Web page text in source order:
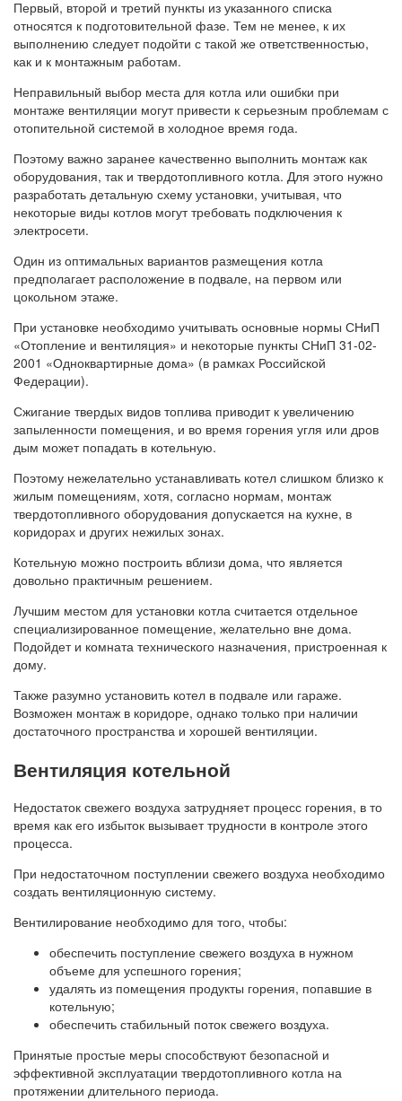
Первый, второй и третий пункты из указанного списка
относятся к подготовительной фазе. Тем не менее, к их
выполнению следует подойти с такой же ответственностью,
как и к монтажным работам.
Неправильный выбор места для котла или ошибки при
монтаже вентиляции могут привести к серьезным проблемам с
отопительной системой в холодное время года.
Поэтому важно заранее качественно выполнить монтаж как
оборудования, так и твердотопливного котла. Для этого нужно
разработать детальную схему установки, учитывая, что
некоторые виды котлов могут требовать подключения к
электросети.
Один из оптимальных вариантов размещения котла
предполагает расположение в подвале, на первом или
цокольном этаже.
При установке необходимо учитывать основные нормы СНиП
«Отопление и вентиляция» и некоторые пункты СНиП 31-02-
2001 «Одноквартирные дома» (в рамках Российской
Федерации).
Сжигание твердых видов топлива приводит к увеличению
запыленности помещения, и во время горения угля или дров
дым может попадать в котельную.
Поэтому нежелательно устанавливать котел слишком близко к
жилым помещениям, хотя, согласно нормам, монтаж
твердотопливного оборудования допускается на кухне, в
коридорах и других нежилых зонах.
Котельную можно построить вблизи дома, что является
довольно практичным решением.
Лучшим местом для установки котла считается отдельное
специализированное помещение, желательно вне дома.
Подойдет и комната технического назначения, пристроенная к
дому.
Также разумно установить котел в подвале или гараже.
Возможен монтаж в коридоре, однако только при наличии
достаточного пространства и хорошей вентиляции.
Вентиляция котельной
Недостаток свежего воздуха затрудняет процесс горения, в то
время как его избыток вызывает трудности в контроле этого
процесса.
При недостаточном поступлении свежего воздуха необходимо
создать вентиляционную систему.
Вентилирование необходимо для того, чтобы:
обеспечить поступление свежего воздуха в нужном
объеме для успешного горения;
удалять из помещения продукты горения, попавшие в
котельную;
обеспечить стабильный поток свежего воздуха.
Принятые простые меры способствуют безопасной и
эффективной эксплуатации твердотопливного котла на
протяжении длительного периода.